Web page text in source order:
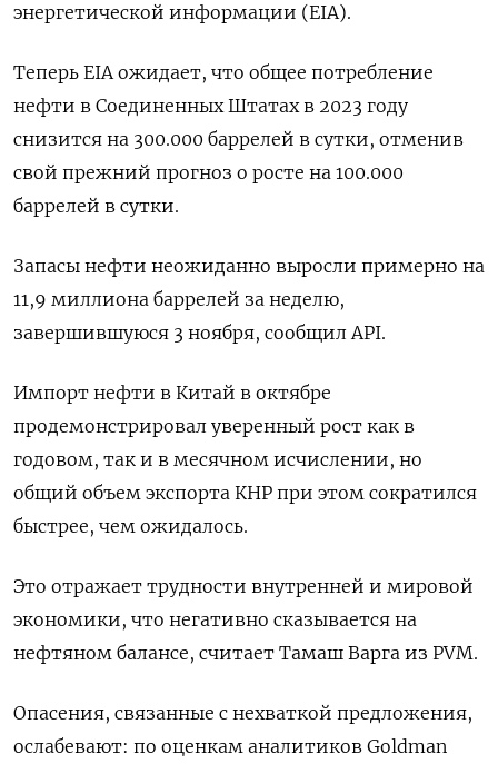
энергетической информации (EIA).
Теперь EIA ожидает, что общее потребление
нефти в Соединенных Штатах в 2023 году
снизится на 300.000 баррелей в сутки, отменив
свой прежний прогноз о росте на 100.000
баррелей в сутки.
Запасы нефти неожиданно выросли примерно на
11,9 миллиона баррелей за неделю,
завершившуюся 3 ноября, сообщил API.
Импорт нефти в Китай в октябре
продемонстрировал уверенный рост как в
годовом, так и в месячном исчислении, но
общий объем экспорта КНР при этом сократился
быстрее, чем ожидалось.
Это отражает трудности внутренней и мировой
экономики, что негативно сказывается на
нефтяном балансе, считает Тамаш Варга из PVM.
Опасения, связанные с нехваткой предложения,
ослабевают: по оценкам аналитиков Goldman